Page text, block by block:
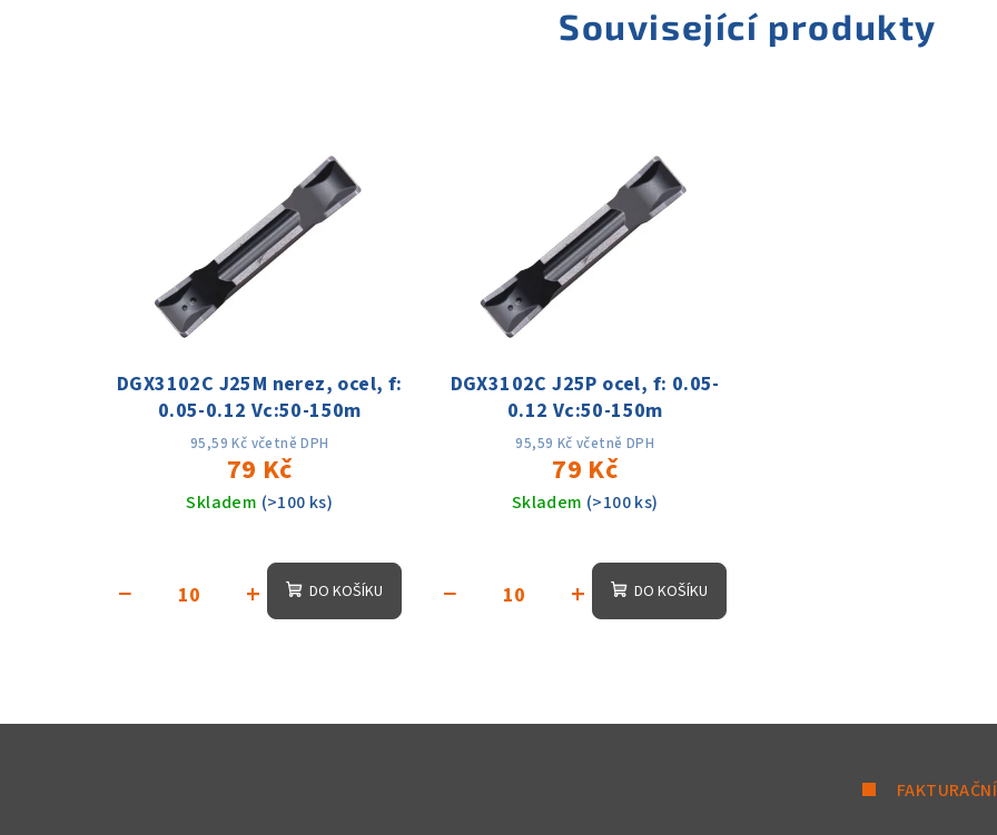
Související produkty
DGX3102C J25M nerez, ocel, f:
0.05-0.12 Vc:50-150m
95,59 Kč včetně DPH
79 Kč
Skladem (>100 ks)
hodnocení
produktu
je
hvězdiček.
+
− DO KOŠÍKU
DGX3102C J25P ocel, f: 0.05-
0.12 Vc:50-150m
95,59 Kč včetně DPH
79 Kč
Skladem (>100 ks)
+
− DO KOŠÍKU